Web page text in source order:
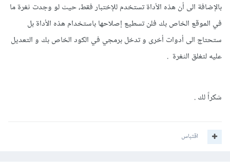
بالإضافة الى أن هذه الأداة تستخدم للإختبار فقط، حيث لو وجدت ثغرة ما
في الموقع الخاص بك فلن تسطيع إصلاحها باستخدام هذه الأداة بل
ستحتاج الى أدوات أخرى و تدخل برمجي في الكود الخاص بك و التعديل
عليه لتغلق الثغرة .
شكراً لك .
اقتباس